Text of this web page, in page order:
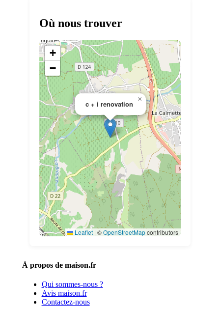
Où nous trouver
c + i renovation
×
+
−
Leaflet | ©OpenStreetMapcontributors
À propos de maison.fr
Qui sommes-nous ?
Avis maison.fr
Contactez-nous